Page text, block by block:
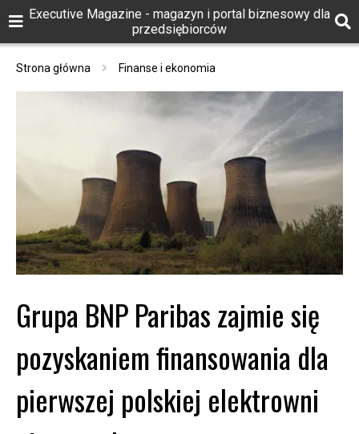
Executive Magazine - magazyn i portal biznesowy dla
przedsiębiorców
Strona główna Finanse i ekonomia
Grupa BNP Paribas zajmie się
pozyskaniem finansowania dla
pierwszej polskiej elektrowni